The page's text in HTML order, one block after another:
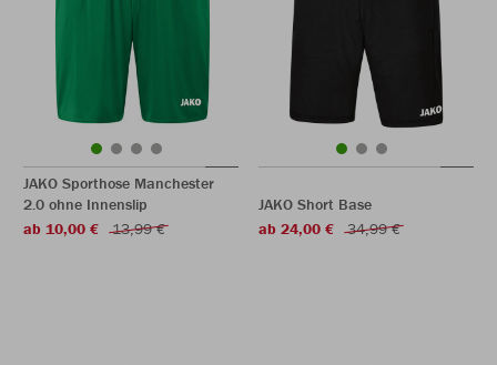
JAKO Sporthose Manchester
2.0 ohne Innenslip
ab 10,00 €
13,99 €
JAKO Short Base
ab 24,00 €
34,99 €